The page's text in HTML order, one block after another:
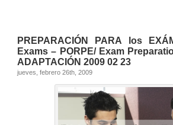
PREPARACIÓN PARA los
Exams – PORPE/ Exam
ADAPTACIÓN 2009 02 23
jueves, febrero 26th, 2009